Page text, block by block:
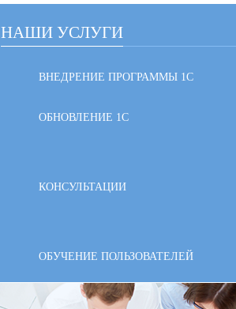
НАШИ УСЛУГИ
ВНЕДРЕНИЕ ПРОГРАММЫ 1С
ОБНОВЛЕНИЕ 1С
КОНСУЛЬТАЦИИ
ОБУЧЕНИЕ ПОЛЬЗОВАТЕЛЕЙ